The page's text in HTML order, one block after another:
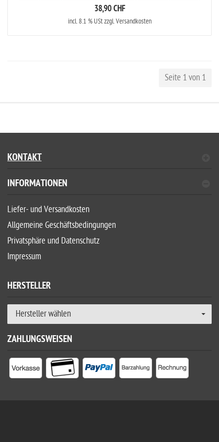
38,90 CHF
incl. 8.1 % USt zzgl. Versandkosten
Seite 1 von 1
KONTAKT
INFORMATIONEN
Liefer- und Versandkosten
Allgemeine Geschäftsbedingungen
Privatsphäre und Datenschutz
Impressum
HERSTELLER
Hersteller wählen
ZAHLUNGSWEISEN